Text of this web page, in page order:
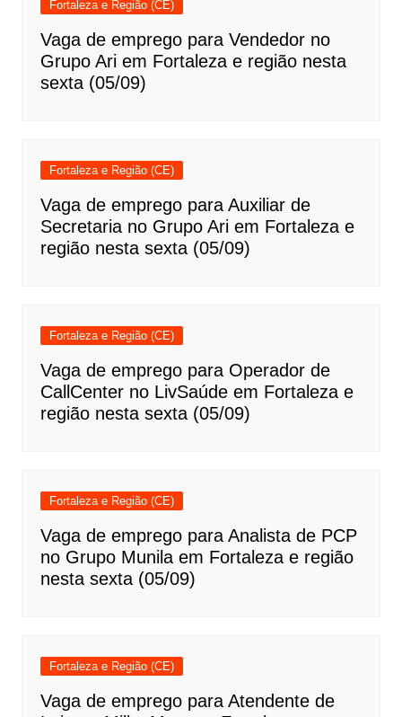
Fortaleza e Região (CE)
Vaga de emprego para Vendedor no
Grupo Ari em Fortaleza e região nesta
sexta (05/09)
Fortaleza e Região (CE)
Vaga de emprego para Auxiliar de
Secretaria no Grupo Ari em Fortaleza e
região nesta sexta (05/09)
Fortaleza e Região (CE)
Vaga de emprego para Operador de
CallCenter no LivSaúde em Fortaleza e
região nesta sexta (05/09)
Fortaleza e Região (CE)
Vaga de emprego para Analista de PCP
no Grupo Munila em Fortaleza e região
nesta sexta (05/09)
Fortaleza e Região (CE)
Vaga de emprego para Atendente de